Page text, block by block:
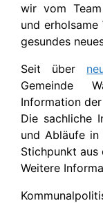
wir vom
und
gesundes
Seit über
Gemeinde
Information der
Die sachliche
und Abläufe
Stichpunkt aus
Weitere